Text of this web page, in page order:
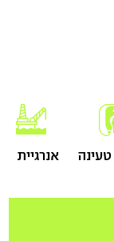
אנרגיית גז